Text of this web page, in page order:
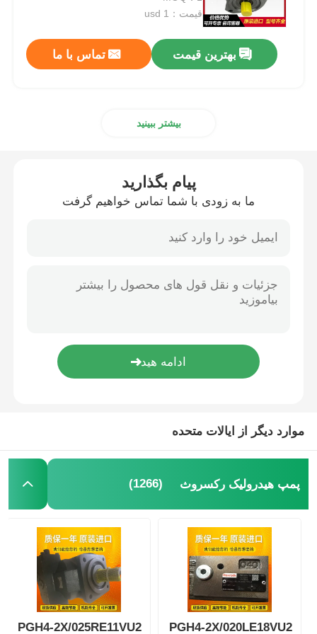
پمپ هیدرولیک رکسروث
پمپ هیدرولیک یوکن
قیمت：usd 1
بهترین قیمت تماس با ما
بیشتر ببینید
پیام بگذارید
ما به زودی با شما تماس خواهیم گرفت
موارد دیگر از ایالات متحده
پمپ هیدرولیک رکسروث (1266)
PGH4-2X/020LE18VU2
PGH4-2X/025RE11VU2